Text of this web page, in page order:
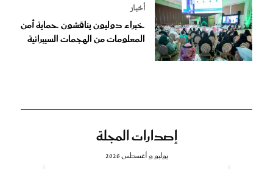
أخبار
خبراء دوليون يناقشون حماية أمن
المعلومات من الهجمات السيبرانية
إصدارات المجلة
يوليو و أغسطس 2026